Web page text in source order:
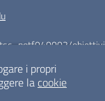
obiettivi
by
Designers Italia
i propri
la cookie